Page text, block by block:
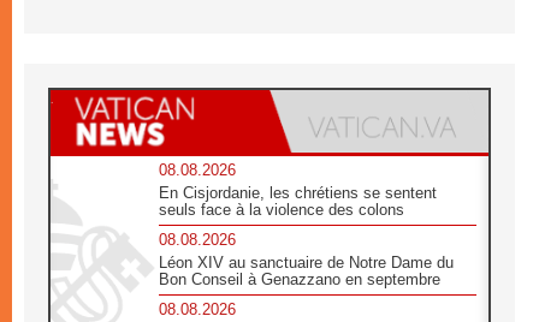
08.08.2026
En Cisjordanie, les chrétiens se sentent
seuls face à la violence des colons
08.08.2026
Léon XIV au sanctuaire de Notre Dame du
Bon Conseil à Genazzano en septembre
08.08.2026